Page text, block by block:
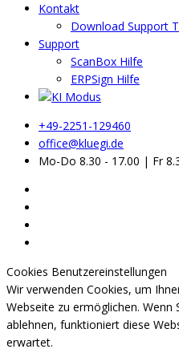
Kontakt
Download Support
Support
ScanBox Hilfe
ERPSign Hilfe
+49-2251-129460
office@kluegi.de
Mo-Do 8.30 - 17.00 | Fr
Cookies Benutzereinstellungen
Wir verwenden Cookies, um
Webseite zu ermöglichen. Wenn
ablehnen, funktioniert diese
erwartet.